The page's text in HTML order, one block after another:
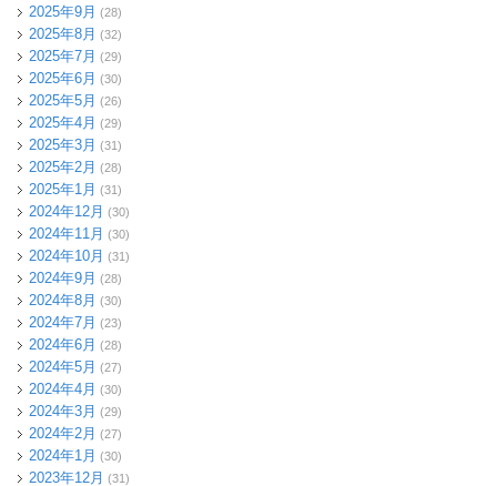
2025年9月 (28)
2025年8月 (32)
2025年7月 (29)
2025年6月 (30)
2025年5月 (26)
2025年4月 (29)
2025年3月 (31)
2025年2月 (28)
2025年1月 (31)
2024年12月 (30)
2024年11月 (30)
2024年10月 (31)
2024年9月 (28)
2024年8月 (30)
2024年7月 (23)
2024年6月 (28)
2024年5月 (27)
2024年4月 (30)
2024年3月 (29)
2024年2月 (27)
2024年1月 (30)
2023年12月 (31)